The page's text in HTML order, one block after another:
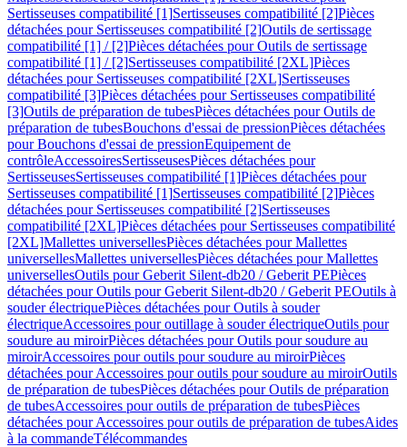
Sertisseuses compatibilité [1]Sertisseuses compatibilité [2]Pièces
détachées pour Sertisseuses compatibilité [2]Outils de sertissage
compatibilité [1] / [2]Pièces détachées pour Outils de sertissage
compatibilité [1] / [2]Sertisseuses compatibilité [2XL]Pièces
détachées pour Sertisseuses compatibilité [2XL]Sertisseuses
compatibilité [3]Pièces détachées pour Sertisseuses compatibilité
[3]Outils de préparation de tubesPièces détachées pour Outils de
préparation de tubesBouchons d'essai de pressionPièces détachées
pour Bouchons d'essai de pressionEquipement de
contrôleAccessoiresSertisseusesPièces détachées pour
SertisseusesSertisseuses compatibilité [1]Pièces détachées pour
Sertisseuses compatibilité [1]Sertisseuses compatibilité [2]Pièces
détachées pour Sertisseuses compatibilité [2]Sertisseuses
compatibilité [2XL]Pièces détachées pour Sertisseuses compatibilité
[2XL]Mallettes universellesPièces détachées pour Mallettes
universellesMallettes universellesPièces détachées pour Mallettes
universellesOutils pour Geberit Silent-db20 / Geberit PEPièces
détachées pour Outils pour Geberit Silent-db20 / Geberit PEOutils à
souder électriquePièces détachées pour Outils à souder
électriqueAccessoires pour outillage à souder électriqueOutils pour
soudure au miroirPièces détachées pour Outils pour soudure au
miroirAccessoires pour outils pour soudure au miroirPièces
détachées pour Accessoires pour outils pour soudure au miroirOutils
de préparation de tubesPièces détachées pour Outils de préparation
de tubesAccessoires pour outils de préparation de tubesPièces
détachées pour Accessoires pour outils de préparation de tubesAides
à la commandeTélécommandes